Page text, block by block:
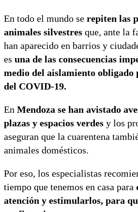
En todo el mundo se repiten las
animales silvestres que, ante la
han aparecido en barrios y
es una de las consecuencias
medio del aislamiento obligado
del COVID-19.
En Mendoza se han avistado
plazas y espacios verdes y los
aseguran que la cuarentena
animales domésticos.
Por eso, los especialistas
tiempo que tenemos en casa para
atención y estimularlos, para